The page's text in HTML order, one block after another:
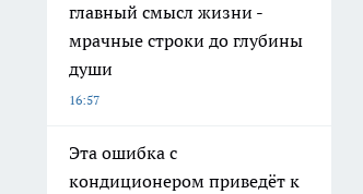
главный смысл жизни -
мрачные строки до глубины
души
16:57
Эта ошибка с
кондиционером приведёт к